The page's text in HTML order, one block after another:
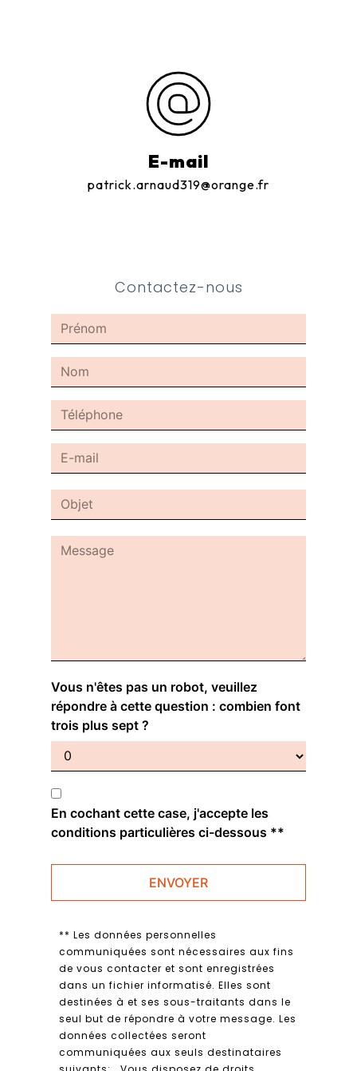
E-mail
patrick.arnaud319@orange.fr
Contactez-nous
Vous n'êtes pas un robot, veuillez
répondre à cette question : combien font
trois plus sept ?
En cochant cette case, j'accepte les
conditions particulières ci-dessous **
ENVOYER
** Les données personnelles
communiquées sont nécessaires aux fins
de vous contacter et sont enregistrées
dans un fichier informatisé. Elles sont
destinées à et ses sous-traitants dans le
seul but de répondre à votre message. Les
données collectées seront
communiquées aux seuls destinataires